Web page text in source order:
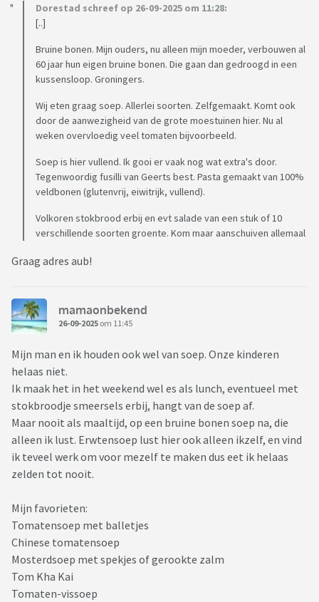
Dorestad schreef op 26-09-2025 om 11:28:
[..]
Bruine bonen. Mijn ouders, nu alleen mijn moeder, verbouwen al
60 jaar hun eigen bruine bonen. Die gaan dan gedroogd in een
kussensloop. Groningers.
Wij eten graag soep. Allerlei soorten. Zelfgemaakt. Komt ook
door de aanwezigheid van de grote moestuinen hier. Nu al
weken overvloedig veel tomaten bijvoorbeeld.
Soep is hier vullend. Ik gooi er vaak nog wat extra's door.
Tegenwoordig fusilli van Geerts best. Pasta gemaakt van 100%
veldbonen (glutenvrij, eiwitrijk, vullend).
Volkoren stokbrood erbij en evt salade van een stuk of 10
verschillende soorten groente. Kom maar aanschuiven allemaal
Graag adres aub!
mamaonbekend
26-09-2025 om 11:45
Mijn man en ik houden ook wel van soep. Onze kinderen
helaas niet.
Ik maak het in het weekend wel es als lunch, eventueel met
stokbroodje smeersels erbij, hangt van de soep af.
Maar nooit als maaltijd, op een bruine bonen soep na, die
alleen ik lust. Erwtensoep lust hier ook alleen ikzelf, en vind
ik teveel werk om voor mezelf te maken dus eet ik helaas
zelden tot nooit.
Mijn favorieten:
Tomatensoep met balletjes
Chinese tomatensoep
Mosterdsoep met spekjes of gerookte zalm
Tom Kha Kai
Tomaten-vissoep